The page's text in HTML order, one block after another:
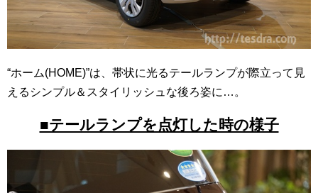
“ホーム(HOME)”は、帯状に光るテールランプが際立って見
えるシンプル＆スタイリッシュな後ろ姿に…。
■テールランプを点灯した時の様子